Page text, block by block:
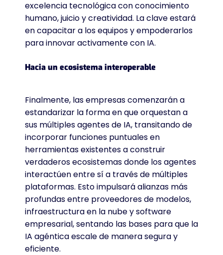
excelencia tecnológica con conocimiento
humano, juicio y creatividad. La clave estará
en capacitar a los equipos y empoderarlos
para innovar activamente con IA.
Hacia un ecosistema interoperable
Finalmente, las empresas comenzarán a
estandarizar la forma en que orquestan a
sus múltiples agentes de IA, transitando de
incorporar funciones puntuales en
herramientas existentes a construir
verdaderos ecosistemas donde los agentes
interactúen entre sí a través de múltiples
plataformas. Esto impulsará alianzas más
profundas entre proveedores de modelos,
infraestructura en la nube y software
empresarial, sentando las bases para que la
IA agéntica escale de manera segura y
eficiente.